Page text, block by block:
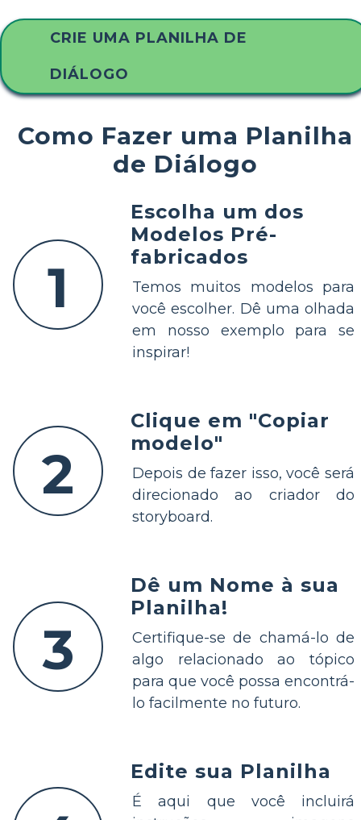
CRIE UMA PLANILHA DE
DIÁLOGO
Como Fazer uma Planilha
de Diálogo
1
Escolha um dos
Modelos Pré-
fabricados
Temos muitos modelos para
você escolher. Dê uma olhada
em nosso exemplo para se
inspirar!
2
Clique em "Copiar
modelo"
Depois de fazer isso, você será
direcionado ao criador do
storyboard.
3
Dê um Nome à sua
Planilha!
Certifique-se de chamá-lo de
algo relacionado ao tópico
para que você possa encontrá-
lo facilmente no futuro.
Edite sua Planilha
É aqui que você incluirá